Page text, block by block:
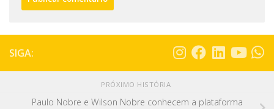
SIGA:
PRÓXIMO HISTÓRIA
Paulo Nobre e Wilson Nobre conhecem a plataforma